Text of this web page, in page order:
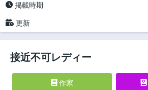
掲載時期
更新
接近不可レディー
作家